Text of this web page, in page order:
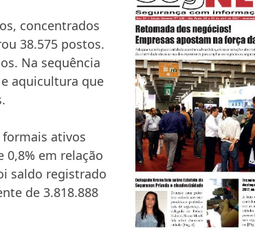
concentrados
38.575 postos.
Na sequência
aquicultura que
ativos
0,8% em relação
saldo registrado
de 3.818.888